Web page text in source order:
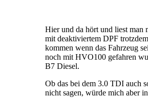
Hier und da hört und liest man
mit deaktiviertem DPF
kommen wenn das Fahrzeug
noch mit HVO100 gefahren
B7 Diesel.
Ob das bei dem 3.0 TDI auch
nicht sagen, würde mich aber